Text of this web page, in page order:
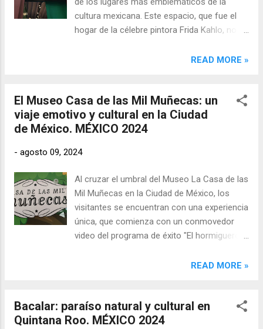
cultura mexicana. Este espacio, que fue el
hogar de la célebre pintora Frida Kahlo, no
que también es un testimonio viviente de su
después de la muerte de Frida, la Casa Azul
atrae a miles de visitantes anualmente,
quienes buscan acercarse al universo
del arte mundial.
READ MORE »
El Museo Casa de las Mil Muñecas: un
viaje emotivo y cultural en la Ciudad
de México. MÉXICO 2024
- agosto 09, 2024
Al cruzar el umbral del Museo La Casa de las
Mil Muñecas en la Ciudad de México, los
visitantes se encuentran con una experiencia
única, que comienza con un conmovedor
video del programa de éxito "El hormiguero".
preparándolo para observar las muñecas
magia de la televisión, se invita a reflexionar
sobre el papel que las muñecas han
READ MORE »
Bacalar: paraíso natural y cultural en
Quintana Roo. MÉXICO 2024